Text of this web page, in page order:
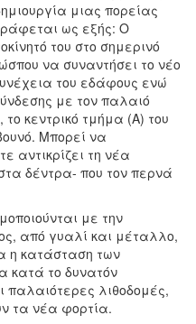
μιας πορείας
ως εξής: Ο
του στο σημερινό
να συναντήσει το νέο
του εδάφους ενώ
με τον παλαιό
το κεντρικό τμήμα (Α) του
Μπορεί να
αντικρίζει τη νέα
δέντρα- που τον περνά
με την
από γυαλί και μέταλλο,
η κατάσταση των
κατά το δυνατόν
λιθοδομές,
τα νέα φορτία.